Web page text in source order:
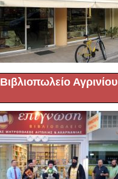
Βιβλιοπωλείο Αγρινίου